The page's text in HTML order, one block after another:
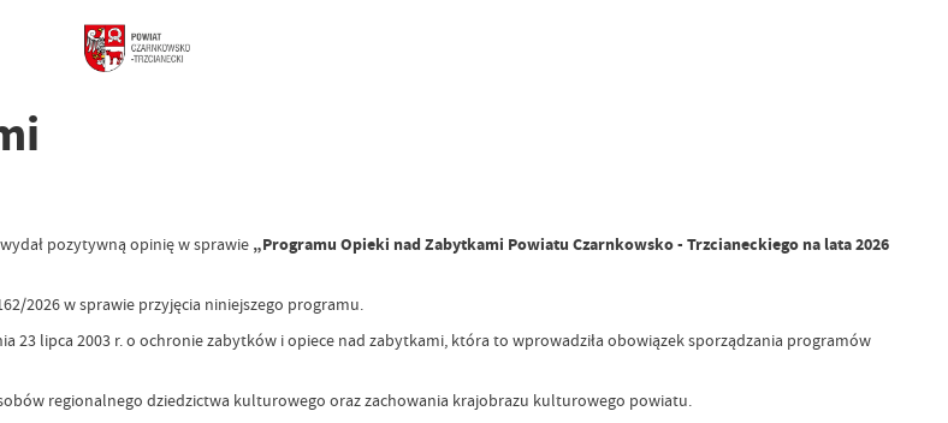
pozytywną opinię w sprawie „Programu Opieki nad Zabytkami Powiatu Czarnkowsko - Trzcianeckiego na lata 2026
2026 w sprawie przyjęcia niniejszego programu.
23 lipca 2003 r. o ochronie zabytków i opiece nad zabytkami, która to wprowadziła obowiązek sporządzania programów
regionalnego dziedzictwa kulturowego oraz zachowania krajobrazu kulturowego powiatu.